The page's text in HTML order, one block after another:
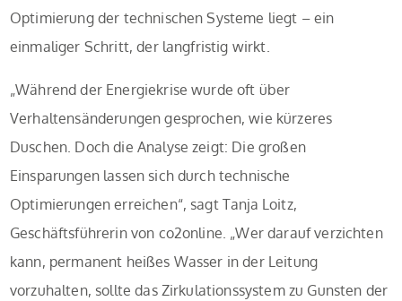
Optimierung der technischen Systeme liegt – ein
einmaliger Schritt, der langfristig wirkt.
„Während der Energiekrise wurde oft über
Verhaltensänderungen gesprochen, wie kürzeres
Duschen. Doch die Analyse zeigt: Die großen
Einsparungen lassen sich durch technische
Optimierungen erreichen“, sagt Tanja Loitz,
Geschäftsführerin von co2online. „Wer darauf verzichten
kann, permanent heißes Wasser in der Leitung
vorzuhalten, sollte das Zirkulationssystem zu Gunsten der